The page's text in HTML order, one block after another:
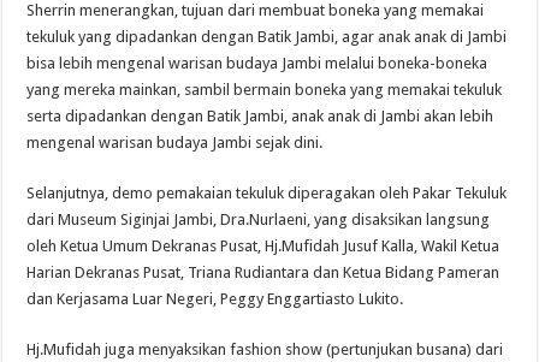
Sherrin menerangkan, tujuan dari membuat boneka yang memakai
tekuluk yang dipadankan dengan Batik Jambi, agar anak anak di Jambi
bisa lebih mengenal warisan budaya Jambi melalui boneka-boneka
yang mereka mainkan, sambil bermain boneka yang memakai tekuluk
serta dipadankan dengan Batik Jambi, anak anak di Jambi akan lebih
mengenal warisan budaya Jambi sejak dini.
Selanjutnya, demo pemakaian tekuluk diperagakan oleh Pakar Tekuluk
dari Museum Siginjai Jambi, Dra.Nurlaeni, yang disaksikan langsung
oleh Ketua Umum Dekranas Pusat, Hj.Mufidah Jusuf Kalla, Wakil Ketua
Harian Dekranas Pusat, Triana Rudiantara dan Ketua Bidang Pameran
dan Kerjasama Luar Negeri, Peggy Enggartiasto Lukito.
Hj.Mufidah juga menyaksikan fashion show (pertunjukan busana) dari